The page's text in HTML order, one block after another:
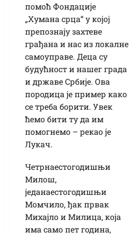
помоћ Фондације
„Хумана срца“ у којој
препознају захтеве
грађана и нас из локалне
самоуправе. Деца су
будућност и нашег града
и државе Србије. Ова
породица је пример како
се треба борити. Увек
ћемо бити ту да им
помогнемо – рекао је
Лукач.
Четрнаестогодишњи
Милош,
једанаестогодишњи
Момчило, ђак првак
Михајло и Милица, која
има само пет година,